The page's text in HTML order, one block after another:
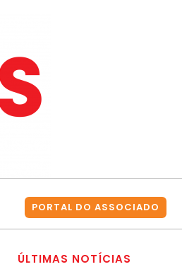
PORTAL DO ASSOCIADO
ÚLTIMAS NOTÍCIAS